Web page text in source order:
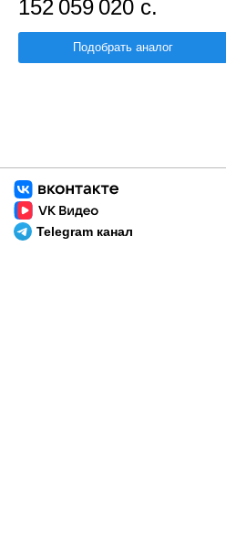
152 059 020 с.
Подобрать аналог
Telegram канал